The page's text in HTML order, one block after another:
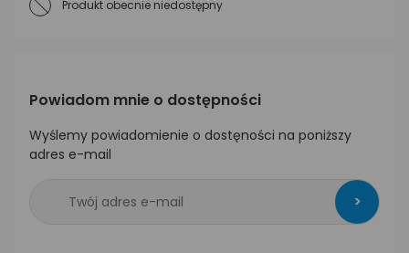
Produkt obecnie niedostępny
Powiadom mnie o dostępności
Wyślemy powiadomienie o dostęności na poniższy
adres e-mail
>